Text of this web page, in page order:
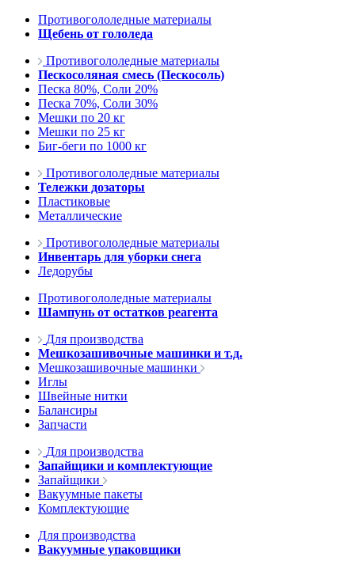
Противогололедные материалы
Щебень от гололеда
Противогололедные материалы
Пескосоляная смесь (Пескосоль)
Песка 80%, Соли 20%
Песка 70%, Соли 30%
Мешки по 20 кг
Мешки по 25 кг
Биг-беги по 1000 кг
Противогололедные материалы
Тележки дозаторы
Пластиковые
Металлические
Противогололедные материалы
Инвентарь для уборки снега
Ледорубы
Противогололедные материалы
Шампунь от остатков реагента
Для производства
Мешкозашивочные машинки и т.д.
Мешкозашивочные машинки
Иглы
Швейные нитки
Балансиры
Запчасти
Для производства
Запайщики и комплектующие
Запайщики
Вакуумные пакеты
Комплектующие
Для производства
Вакуумные упаковщики